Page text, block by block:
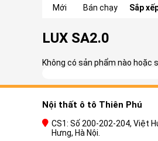
Mới Bán chạy Sắp
LUX SA2.0
Không có sản phẩm nào hoặc
Nội thất ô tô Thiên Phú
CS1: Số 200-202-204, Việt
Hưng, Hà Nội.